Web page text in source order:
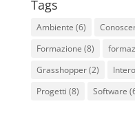
Tags
Ambiente (6)
Formazione (8)
Grasshopper(2)
Progetti (8) Software